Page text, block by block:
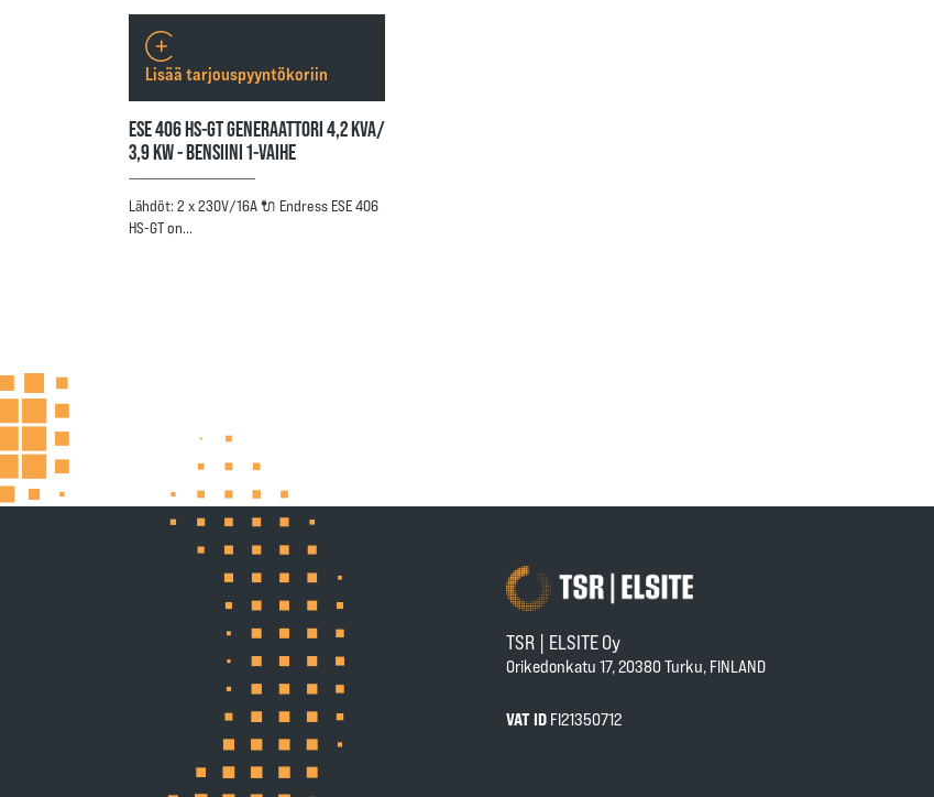
ESE 406 HS-GT GENERAATTORI 4,2 KVA/
3,9 KW - BENSIINI 1-VAIHE
Lähdöt: 2 x 230V/16A 🔌 Endress ESE 406
HS-GT on…
Lisää tarjouspyyntökoriin
TSR | ELSITE Oy
Orikedonkatu 17, 20380 Turku, FINLAND
VAT ID FI21350712